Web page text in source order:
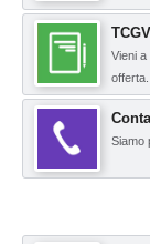
Vieni
offerta.
Siamo